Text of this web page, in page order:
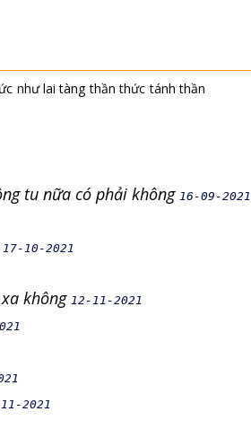
như lai tàng thần thức tánh thần
tu nữa có phải không 16-09-2021
17-10-2021
không 12-11-2021
2021